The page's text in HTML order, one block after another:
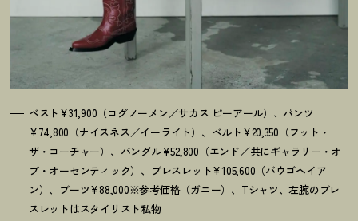
ベスト¥31,900（コグノーメン／サカス ピーアール）、パンツ
¥74,800（ナイスネス／イーライト）、ベルト¥20,350（フット・
ザ・コーチャー）、バングル¥52,800（エンド／共にギャラリー・オ
ブ・オーセンティック）、ブレスレット¥105,600（バウゴヘイア
ン）、ブーツ¥88,000※参考価格（ガニー）、Tシャツ、左腕のブレ
スレットはスタイリスト私物